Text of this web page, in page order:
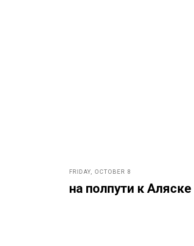
FRIDAY, OCTOBER 8
на полпути к Аляске